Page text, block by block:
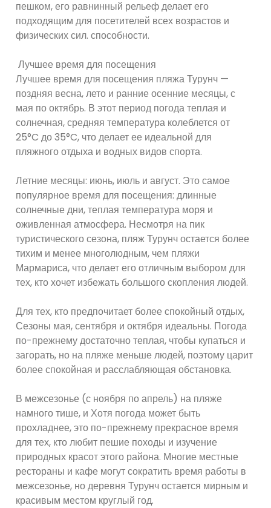
пешком, его равнинный рельеф делает его
подходящим для посетителей всех возрастов и
физических сил. способности.
Лучшее время для посещения
Лучшее время для посещения пляжа Турунч —
поздняя весна, лето и ранние осенние месяцы, с
мая по октябрь. В этот период погода теплая и
солнечная, средняя температура колеблется от
25°C до 35°C, что делает ее идеальной для
пляжного отдыха и водных видов спорта.
Летние месяцы: июнь, июль и август. Это самое
популярное время для посещения: длинные
солнечные дни, теплая температура моря и
оживленная атмосфера. Несмотря на пик
туристического сезона, пляж Турунч остается более
тихим и менее многолюдным, чем пляжи
Мармариса, что делает его отличным выбором для
тех, кто хочет избежать большого скопления людей.
Для тех, кто предпочитает более спокойный отдых,
Сезоны мая, сентября и октября идеальны. Погода
по-прежнему достаточно теплая, чтобы купаться и
загорать, но на пляже меньше людей, поэтому царит
более спокойная и расслабляющая обстановка.
В межсезонье (с ноября по апрель) на пляже
намного тише, и Хотя погода может быть
прохладнее, это по-прежнему прекрасное время
для тех, кто любит пешие походы и изучение
природных красот этого района. Многие местные
рестораны и кафе могут сократить время работы в
межсезонье, но деревня Турунч остается мирным и
красивым местом круглый год.